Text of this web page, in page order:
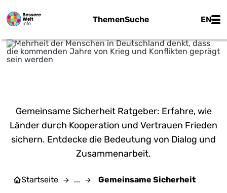
ThemenSuche EN
statista 2025
Gemeinsame Sicherheit Ratgeber: Erfahre, wie
Länder durch Kooperation und Vertrauen Frieden
sichern. Entdecke die Bedeutung von Dialog und
Zusammenarbeit.
Startseite ... Gemeinsame Sicherheit